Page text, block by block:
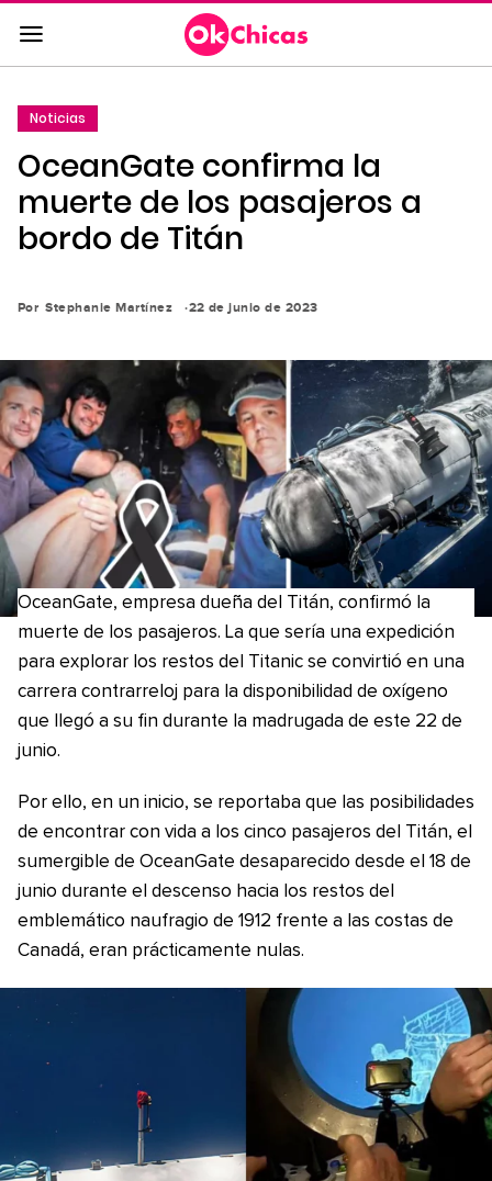
Saltar
al
contenido
a
la
navegación
principal
Noticias
OceanGate confirma la
muerte de los pasajeros a
bordo de Titán
Por Stephanie Martínez 22 de junio de 2023
OceanGate, empresa dueña del Titán, confirmó la
muerte de los pasajeros. La que sería una expedición
para explorar los restos del Titanic se convirtió en una
carrera contrarreloj para la disponibilidad de oxígeno
que llegó a su fin durante la madrugada de este 22 de
junio.
Por ello, en un inicio, se reportaba que las posibilidades
de encontrar con vida a los cinco pasajeros del Titán, el
sumergible de OceanGate desaparecido desde el 18 de
junio durante el descenso hacia los restos del
emblemático naufragio de 1912 frente a las costas de
Canadá, eran prácticamente nulas.